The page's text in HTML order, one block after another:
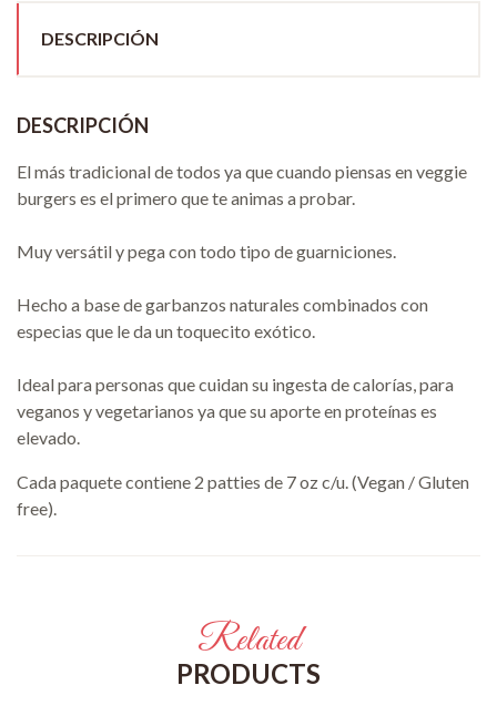
DESCRIPCIÓN
DESCRIPCIÓN
El más tradicional de todos ya que cuando piensas en veggie
burgers es el primero que te animas a probar.
Muy versátil y pega con todo tipo de guarniciones.
Hecho a base de garbanzos naturales combinados con
especias que le da un toquecito exótico.
Ideal para personas que cuidan su ingesta de calorías, para
veganos y vegetarianos ya que su aporte en proteínas es
elevado.
Cada paquete contiene 2 patties de 7 oz c/u. (Vegan / Gluten
free).
Related
PRODUCTS